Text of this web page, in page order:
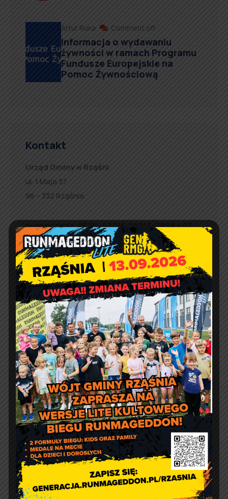
Artur Ruka Comment off
Informacja o wydawaniu
żywności w ramach Programu
Fundusze Europejskie na
Pomoc Żywnościową
Kontakt
Urząd Gminy w Rząśni
ul. 1 Maja 37
98 – 332 Rząśnia
e-doręczenia:AE:PL-57726-56911-GBSAJ-23
adres email:gmina@rzasnia.pl
tel. 44 631-71-22 (biuro podawcze)
Godziny otwarcia Urzędu:
pon.: 9:00 – 17:00
wt. – pt.: 7:30 – 15:30
Jakość powietrza